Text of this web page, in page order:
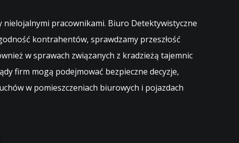
nielojalnymi pracownikami. Biuro Detektywistyczne
kontrahentów, sprawdzamy przeszłość
w sprawach związanych z kradzieżą tajemnic
firm mogą podejmować bezpieczne decyzje,
w pomieszczeniach biurowych i pojazdach